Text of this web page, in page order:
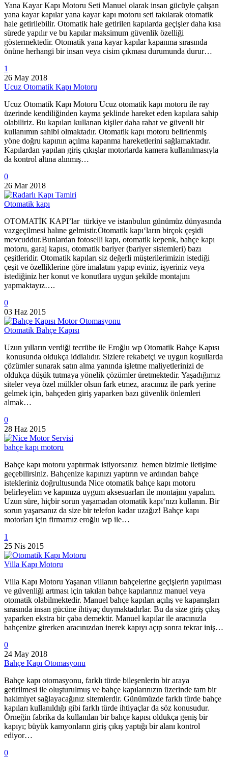
Yana Kayar Kapı Motoru Seti Manuel olarak insan gücüyle çalışan
yana kayar kapılar yana kayar kapı motoru seti takılarak otomatik
hale getirilebilir. Otomatik hale getirilen kapılarda geçişler daha kısa
sürede yapılır ve bu kapılar maksimum güvenlik özelliği
göstermektedir. Otomatik yana kayar kapılar kapanma sırasında
önüne herhangi bir insan veya cisim çıkması durumunda durur…
1
26 May 2018
Ucuz Otomatik Kapı Motoru
Ucuz Otomatik Kapı Motoru Ucuz otomatik kapı motoru ile ray
üzerinde kendiliğinden kayma şeklinde hareket eden kapılara sahip
olabiliriz. Bu kapıları kullanan kişiler daha rahat ve güvenli bir
kullanımın sahibi olmaktadır. Otomatik kapı motoru belirlenmiş
yöne doğru kapının açılma kapanma hareketlerini sağlamaktadır.
Kapılardan yapılan giriş çıkışlar motorlarda kamera kullanılmasıyla
da kontrol altına alınmış…
0
26 Mar 2018
Otomatik kapı
OTOMATİK KAPI’lar türkiye ve istanbulun günümüz dünyasında
vazgeçilmesi halıne gelmistir.Otomatik kapı‘ların birçok çeşidi
mevcuddur.Bunlardan fotoselli kapı, otomatik kepenk, bahçe kapı
motoru, garaj kapısı, otomatik bariyer (bariyer sistemleri) bazı
çeşitleridir. Otomatik kapıları siz değerli müşterilerimizin istediği
çeşit ve özelliklerine göre imalatını yapıp eviniz, işyeriniz veya
istediğiniz her konut ve konutlara uygun şekilde montajını
yapmaktayız….
0
03 Haz 2015
Otomatik Bahçe Kapısı
Uzun yılların verdiği tecrübe ile Eroğlu wp Otomatik Bahçe Kapısı
konusunda oldukça iddialıdır. Sizlere rekabetçi ve uygun koşullarda
çözümler sunarak satın alma yanında işletme maliyetlerinizi de
oldukça düşük tutmaya yönelik çözümler üretmektedir. Yaşadığımız
siteler veya özel mülkler olsun fark etmez, aracımız ile park yerine
gelmek için, bahçeden giriş yaparken bazı güvenlik önlemleri
almak…
0
28 Haz 2015
bahçe kapı motoru
Bahçe kapı motoru yaptırmak istiyorsanız hemen bizimle iletişime
geçebilirsiniz. Bahçenize kapınızı yaptırın ve ardından bahçe
istekleriniz doğrultusunda Nice otomatik bahçe kapı motoru
belirleyelim ve kapınıza uygum aksesuarları ile montajını yapalım.
Uzun süre, hiçbir sorun yaşamadan otomatik kapı‘nızı kullanın. Bir
sorun yaşarsanız da size bir telefon kadar uzağız! Bahçe kapı
motorları için firmamız eroğlu wp ile…
1
25 Nis 2015
Villa Kapı Motoru
Villa Kapı Motoru Yaşanan villanın bahçelerine geçişlerin yapılması
ve güvenliği artması için takılan bahçe kapılarınız manuel veya
otomatik olabilmektedir. Manuel bahçe kapıları açılış ve kapanışları
sırasında insan gücüne ihtiyaç duymaktadırlar. Bu da size giriş çıkış
yaparken ekstra bir çaba demektir. Manuel kapılar ile aracınızla
bahçenize girerken aracınızdan inerek kapıyı açıp sonra tekrar iniş…
0
24 May 2018
Bahçe Kapı Otomasyonu
Bahçe kapı otomasyonu, farklı türde bileşenlerin bir araya
getirilmesi ile oluşturulmuş ve bahçe kapılarınızın üzerinde tam bir
hakimiyet sağlayacağınız sitemlerdir. Günümüzde farklı türde bahçe
kapıları kullanıldığı gibi farklı türde ihtiyaçlar da söz konusudur.
Örneğin fabrika da kullanılan bir bahçe kapısı oldukça geniş bir
kapıyı; büyük kamyonların giriş çıkış yaptığı bir alanı kontrol
ediyor…
0